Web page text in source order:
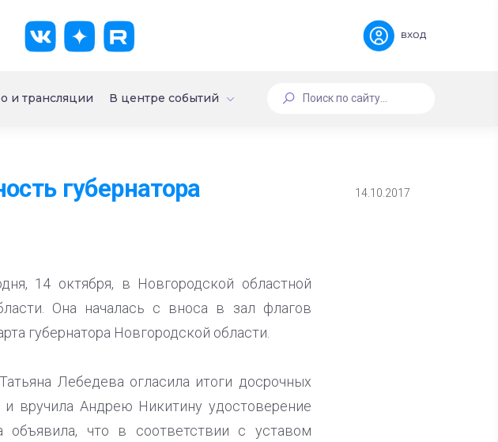
вход
и трансляции В центре событий
губернатора
14.10.2017
14 октября, в Новгородской областной
Она началась с вноса в зал флагов
губернатора Новгородской области.
Лебедева огласила итоги досрочных
вручила Андрею Никитину удостоверение
объявила, что в соответствии с уставом